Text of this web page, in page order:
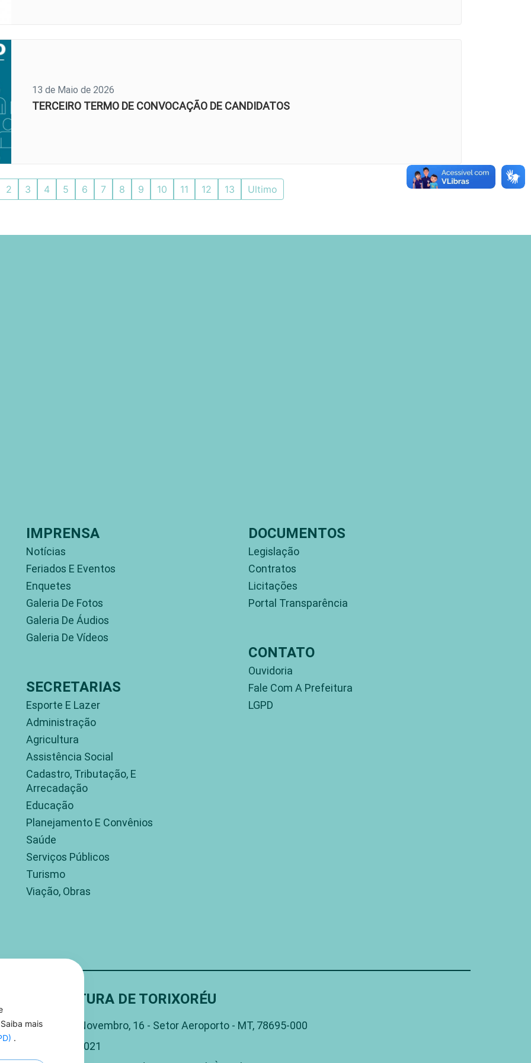
13 de Maio de 2026
TERCEIRO TERMO DE CONVOCAÇÃO DE CANDIDATOS
2 3 4 5 6 7 8 9 10 11 12 13 Ultimo
IMPRENSA
Notícias
Feriados E Eventos
Enquetes
Galeria De Fotos
Galeria De Áudios
Galeria De Vídeos
SECRETARIAS
Esporte E Lazer
Administração
Agricultura
Assistência Social
Cadastro, Tributação, E
Arrecadação
Educação
Planejamento E Convênios
Saúde
Serviços Públicos
Turismo
Viação, Obras
DOCUMENTOS
Legislação
Contratos
Licitações
Portal Transparência
CONTATO
Ouvidoria
Fale Com A Prefeitura
LGPD
PREFEITURA DE TORIXORÉU
Rua 15 De Novembro, 16 - Setor Aeroporto - MT, 78695-000
(66) 3406-1021
mais
.